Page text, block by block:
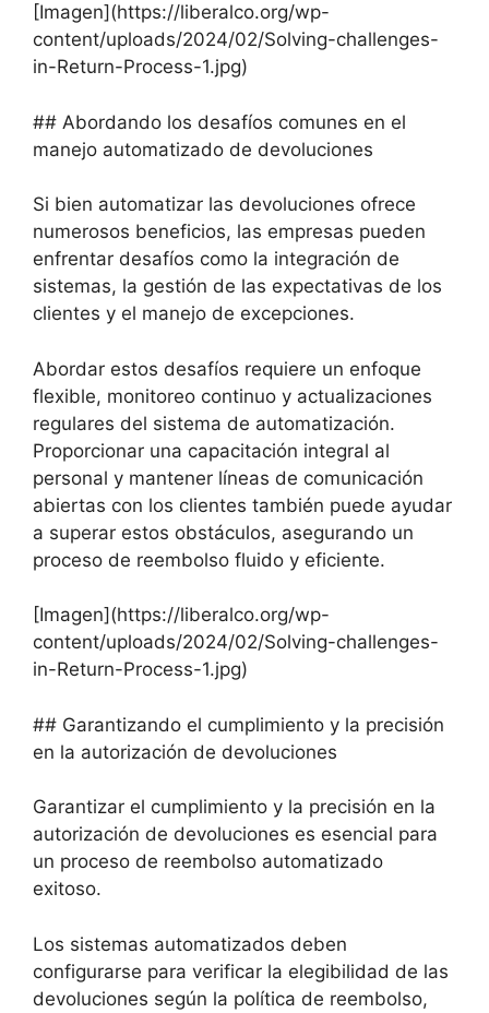
[Imagen](https://liberalco.org/wp-
content/uploads/2024/02/Solving-challenges-
in-Return-Process-1.jpg)
## Abordando los desafíos comunes en el
manejo automatizado de devoluciones
Si bien automatizar las devoluciones ofrece
numerosos beneficios, las empresas pueden
enfrentar desafíos como la integración de
sistemas, la gestión de las expectativas de los
clientes y el manejo de excepciones.
Abordar estos desafíos requiere un enfoque
flexible, monitoreo continuo y actualizaciones
regulares del sistema de automatización.
Proporcionar una capacitación integral al
personal y mantener líneas de comunicación
abiertas con los clientes también puede ayudar
a superar estos obstáculos, asegurando un
proceso de reembolso fluido y eficiente.
[Imagen](https://liberalco.org/wp-
content/uploads/2024/02/Solving-challenges-
in-Return-Process-1.jpg)
## Garantizando el cumplimiento y la precisión
en la autorización de devoluciones
Garantizar el cumplimiento y la precisión en la
autorización de devoluciones es esencial para
un proceso de reembolso automatizado
exitoso.
Los sistemas automatizados deben
configurarse para verificar la elegibilidad de las
devoluciones según la política de reembolso,